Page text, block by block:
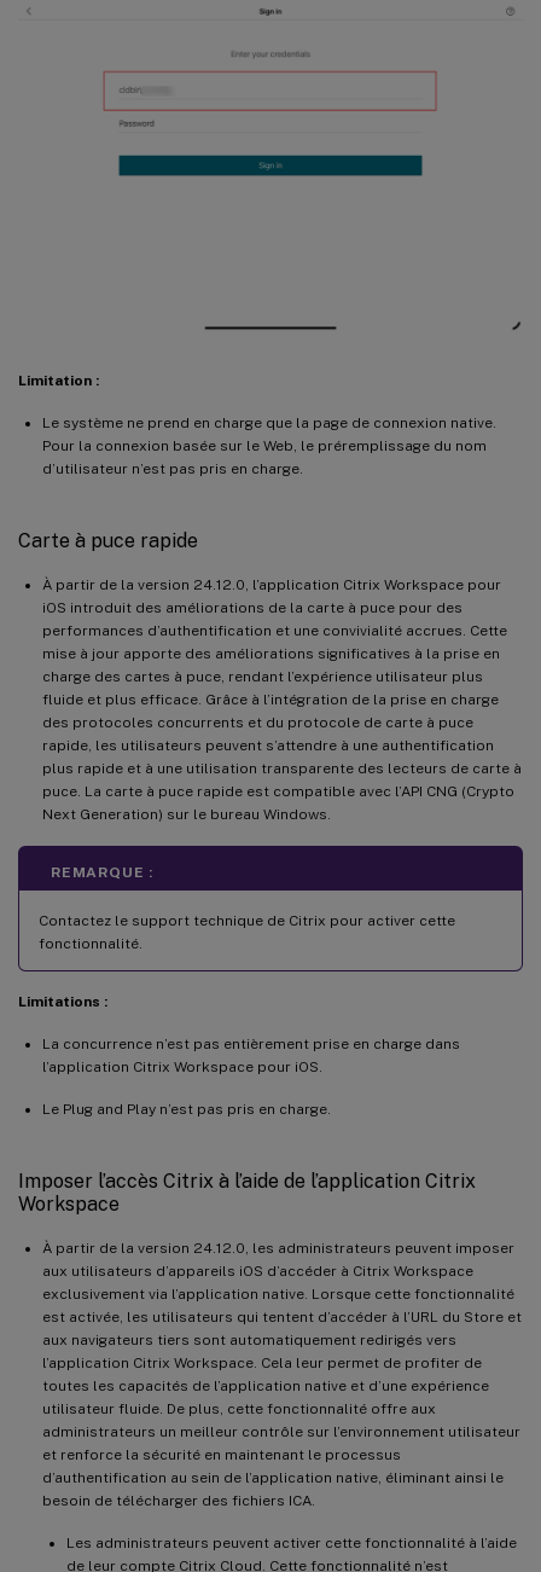
Limitation :
Le système ne prend en charge que la page de connexion native.
Pour la connexion basée sur le Web, le préremplissage du nom
d’utilisateur n’est pas pris en charge.
Carte à puce rapide
À partir de la version 24.12.0, l’application Citrix Workspace pour
iOS introduit des améliorations de la carte à puce pour des
performances d’authentification et une convivialité accrues. Cette
mise à jour apporte des améliorations significatives à la prise en
charge des cartes à puce, rendant l’expérience utilisateur plus
fluide et plus efficace. Grâce à l’intégration de la prise en charge
des protocoles concurrents et du protocole de carte à puce
rapide, les utilisateurs peuvent s’attendre à une authentification
plus rapide et à une utilisation transparente des lecteurs de carte à
puce. La carte à puce rapide est compatible avec l’API CNG (Crypto
Next Generation) sur le bureau Windows.
REMARQUE :
Contactez le support technique de Citrix pour activer cette
fonctionnalité.
Limitations :
La concurrence n’est pas entièrement prise en charge dans
l’application Citrix Workspace pour iOS.
Le Plug and Play n’est pas pris en charge.
Imposer l’accès Citrix à l’aide de l’application Citrix
Workspace
À partir de la version 24.12.0, les administrateurs peuvent imposer
aux utilisateurs d’appareils iOS d’accéder à Citrix Workspace
exclusivement via l’application native. Lorsque cette fonctionnalité
est activée, les utilisateurs qui tentent d’accéder à l’URL du Store et
aux navigateurs tiers sont automatiquement redirigés vers
l’application Citrix Workspace. Cela leur permet de profiter de
toutes les capacités de l’application native et d’une expérience
utilisateur fluide. De plus, cette fonctionnalité offre aux
administrateurs un meilleur contrôle sur l’environnement utilisateur
et renforce la sécurité en maintenant le processus
d’authentification au sein de l’application native, éliminant ainsi le
besoin de télécharger des fichiers ICA.
Les administrateurs peuvent activer cette fonctionnalité à l’aide
de leur compte Citrix Cloud. Cette fonctionnalité n’est